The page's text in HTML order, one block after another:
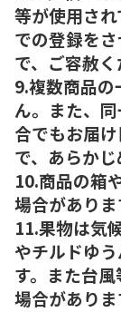
等が使用さ
での登録を
で、ご容赦く
9.複数商品
ん。また、
合でもお届
で、あらかじ
10.商品の箱
場合がありま
11.果物は気
やチルドゆ
す。また台
場合がありま